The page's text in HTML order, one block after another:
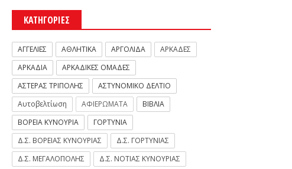
ΚΑΤΗΓΟΡΙΕΣ
ΑΓΓΕΛΙΕΣ ΑΘΛΗΤΙΚΑ ΑΡΓΟΛΙΔΑ
ΑΡΚΑΔΕΣ
ΑΡΚΑΔΙΑ
ΑΡΚΑΔΙΚΕΣ ΟΜΑΔΕΣ
ΑΣΤΕΡΑΣ ΤΡΙΠΟΛΗΣ
ΑΣΤΥΝΟΜΙΚΟ ΔΕΛΤΙΟ
Αυτοβελτίωση
ΑΦΙΕΡΩΜΑΤΑ
ΒΙΒΛΙΑ
ΒΟΡΕΙΑ ΚΥΝΟΥΡΙΑ
ΓΟΡΤΥΝΙΑ
Δ.Σ. ΒΟΡΕΙΑΣ ΚΥΝΟΥΡΙΑΣ
Δ.Σ. ΓΟΡΤΥΝΙΑΣ
Δ.Σ. ΜΕΓΑΛΟΠΟΛΗΣ
Δ.Σ. ΝΟΤΙΑΣ ΚΥΝΟΥΡΙΑΣ